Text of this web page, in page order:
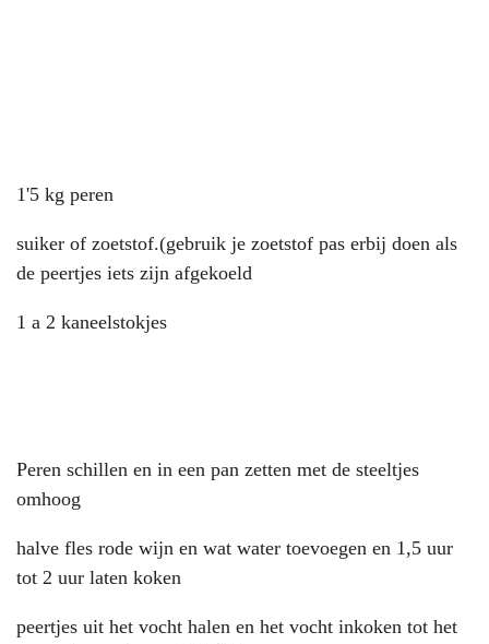
1'5 kg peren
suiker of zoetstof.(gebruik je zoetstof pas erbij doen als
de peertjes iets zijn afgekoeld
1 a 2 kaneelstokjes
Peren schillen en in een pan zetten met de steeltjes
omhoog
halve fles rode wijn en wat water toevoegen en 1,5 uur
tot 2 uur laten koken
peertjes uit het vocht halen en het vocht inkoken tot het